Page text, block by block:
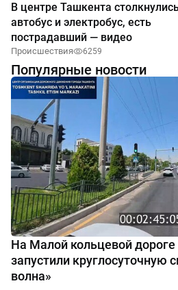
В центре Ташкента
автобус и электробус, есть
пострадавший — видео
Происшествия 6259
Популярные новости
На Малой кольцевой
запустили круглосуточную
волна»